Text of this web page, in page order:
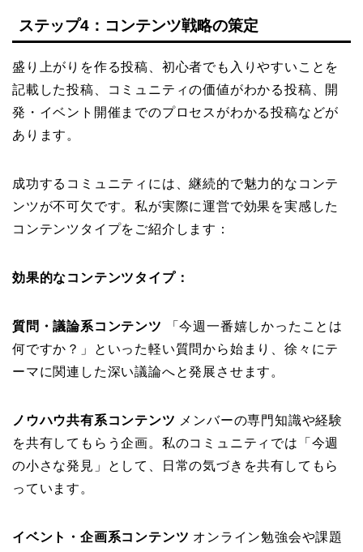
ステップ4：コンテンツ戦略の策定
盛り上がりを作る投稿、初心者でも入りやすいことを
記載した投稿、コミュニティの価値がわかる投稿、開
発・イベント開催までのプロセスがわかる投稿などが
あります。
成功するコミュニティには、継続的で魅力的なコンテ
ンツが不可欠です。私が実際に運営で効果を実感した
コンテンツタイプをご紹介します：
効果的なコンテンツタイプ：
質問・議論系コンテンツ
「今週一番嬉しかったことは
何ですか？」といった軽い質問から始まり、徐々にテ
ーマに関連した深い議論へと発展させます。
ノウハウ共有系コンテンツ メンバーの専門知識や経験
を共有してもらう企画。私のコミュニティでは「今週
の小さな発見」として、日常の気づきを共有してもら
っています。
イベント・企画系コンテンツ オンライン勉強会や課題